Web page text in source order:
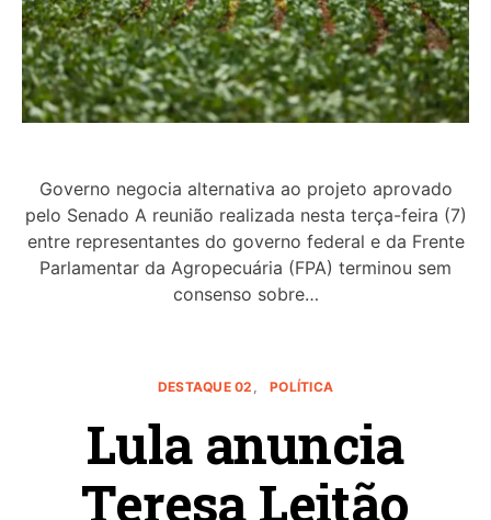
Governo negocia alternativa ao projeto aprovado
pelo Senado A reunião realizada nesta terça-feira (7)
entre representantes do governo federal e da Frente
Parlamentar da Agropecuária (FPA) terminou sem
consenso sobre…
DESTAQUE 02 POLÍTICA
Lula anuncia
Teresa Leitão